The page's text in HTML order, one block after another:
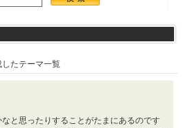
たテーマ一覧
と思ったりすることがたまにあるのです